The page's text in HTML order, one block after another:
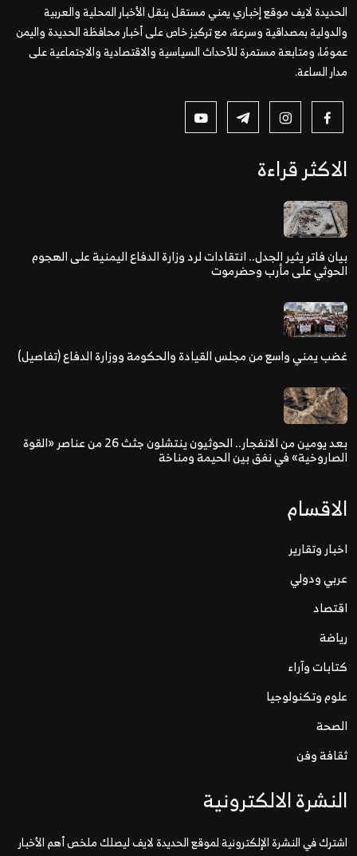
الحديدة لايف موقع إخباري يمني مستقل ينقل الأخبار المحلية والعربية
والدولية بمصداقية وسرعة، مع تركيز خاص على أخبار محافظة الحديدة واليمن
عمومًا، ومتابعة مستمرة للأحداث السياسية والاقتصادية والاجتماعية على
مدار الساعة.
الاكثر قراءة
بيان فاتر يثير الجدل.. انتقادات لرد وزارة الدفاع اليمنية على الهجوم
الحوثي على مأرب وحضرموت
غضب يمني واسع من مجلس القيادة والحكومة ووزارة الدفاع (تفاصيل)
بعد يومين من الانفجار.. الحوثيون ينتشلون جثث 26 من عناصر «القوة
الصاروخية» في نفق بين الحيمة ومناخة
الاقسام
اخبار وتقارير
عربي ودولي
اقتصاد
رياضة
كتابات وآراء
علوم وتكنولوجيا
الصحة
ثقافة وفن
النشرة الالكترونية
اشترك في النشرة الإلكترونية لموقع الحديدة لايف ليصلك ملخص أهم الأخبار